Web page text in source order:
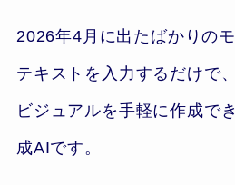
2026年4月に出たばかりの
テキストを入力するだけで
ビジュアルを手軽に作成で
成AIです。